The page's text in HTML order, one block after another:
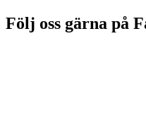
Följ oss gärna på